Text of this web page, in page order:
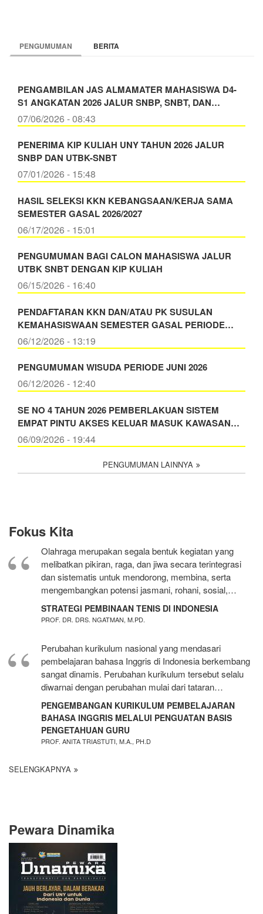
PENGUMUMAN BERITA
PENGAMBILAN JAS ALMAMATER MAHASISWA D4-
S1 ANGKATAN 2026 JALUR SNBP, SNBT, DAN…
07/06/2026 - 08:43
PENERIMA KIP KULIAH UNY TAHUN 2026 JALUR
SNBP DAN UTBK-SNBT
07/01/2026 - 15:48
HASIL SELEKSI KKN KEBANGSAAN/KERJA SAMA
SEMESTER GASAL 2026/2027
06/17/2026 - 15:01
PENGUMUMAN BAGI CALON MAHASISWA JALUR
UTBK SNBT DENGAN KIP KULIAH
06/15/2026 - 16:40
PENDAFTARAN KKN DAN/ATAU PK SUSULAN
KEMAHASISWAAN SEMESTER GASAL PERIODE…
06/12/2026 - 13:19
PENGUMUMAN WISUDA PERIODE JUNI 2026
06/12/2026 - 12:40
SE NO 4 TAHUN 2026 PEMBERLAKUAN SISTEM
EMPAT PINTU AKSES KELUAR MASUK KAWASAN…
06/09/2026 - 19:44
PENGUMUMAN LAINNYA
Fokus Kita
Olahraga merupakan segala bentuk kegiatan yang
melibatkan pikiran, raga, dan jiwa secara terintegrasi
dan sistematis untuk mendorong, membina, serta
mengembangkan potensi jasmani, rohani, sosial,…
STRATEGI PEMBINAAN TENIS DI INDONESIA
PROF. DR. DRS. NGATMAN, M.PD.
Perubahan kurikulum nasional yang mendasari
pembelajaran bahasa Inggris di Indonesia berkembang
sangat dinamis. Perubahan kurikulum tersebut selalu
diwarnai dengan perubahan mulai dari tataran…
PENGEMBANGAN KURIKULUM PEMBELAJARAN
BAHASA INGGRIS MELALUI PENGUATAN BASIS
PENGETAHUAN GURU
PROF. ANITA TRIASTUTI, M.A., PH.D
SELENGKAPNYA
Pewara Dinamika